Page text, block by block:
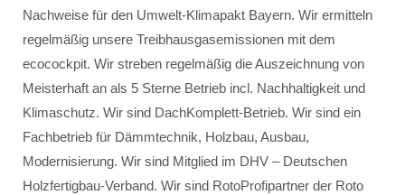
Nachweise für den Umwelt-Klimapakt Bayern. Wir ermitteln
regelmäßig unsere Treibhausgasemissionen mit dem
ecocockpit. Wir streben regelmäßig die Auszeichnung von
Meisterhaft an als 5 Sterne Betrieb incl. Nachhaltigkeit und
Klimaschutz. Wir sind DachKomplett-Betrieb. Wir sind ein
Fachbetrieb für Dämmtechnik, Holzbau, Ausbau,
Modernisierung. Wir sind Mitglied im DHV – Deutschen
Holzfertigbau-Verband. Wir sind RotoProfipartner der Roto